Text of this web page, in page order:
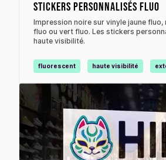
stickers personnalisés Fluo
Impression noire sur vinyle jaune
fluo ou vert fluo. Les stickers
haute visibilité.
fluorescent haute visibilité